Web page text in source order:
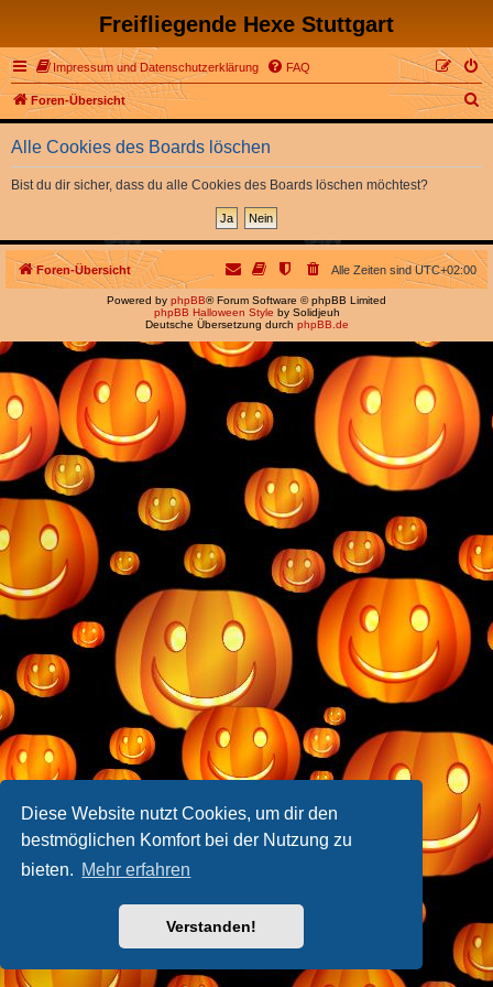
Diese Website nutzt Cookies, um dir den
bestmöglichen Komfort bei der Nutzung zu
bieten. Mehr erfahren
Verstanden!
Freifliegende Hexe Stuttgart
Impressum und Datenschutzerklärung FAQ
Foren-Übersicht
S
u
Alle Cookies des Boards löschen
Bist du dir sicher, dass du alle Cookies des Boards löschen möchtest?
Foren-Übersicht Alle Zeiten sindUTC+02:00
Powered by phpBB® Forum Software © phpBB Limited
phpBB Halloween Style by Solidjeuh
Deutsche Übersetzung durch phpBB.de